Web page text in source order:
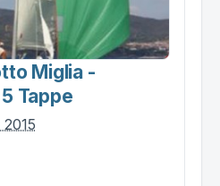
Miglia -
Tappe